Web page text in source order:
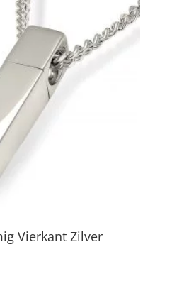
Vierkant Zilver